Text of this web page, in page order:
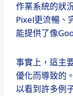
作業系統的狀
Pixel更流暢、
能提供了像
事實上，這主
優化而導致的
以看到許多例